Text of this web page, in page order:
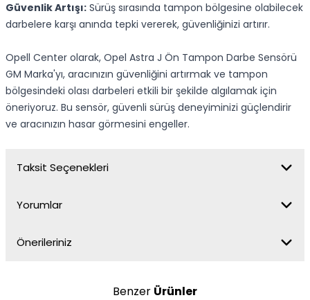
Güvenlik Artışı: Sürüş sırasında tampon bölgesine olabilecek
darbelere karşı anında tepki vererek, güvenliğinizi artırır.
Opell Center olarak, Opel Astra J Ön Tampon Darbe Sensörü
GM Marka'yı, aracınızın güvenliğini artırmak ve tampon
bölgesindeki olası darbeleri etkili bir şekilde algılamak için
öneriyoruz. Bu sensör, güvenli sürüş deneyiminizi güçlendirir
ve aracınızın hasar görmesini engeller.
Taksit Seçenekleri
Yorumlar
Önerileriniz
Benzer Ürünler